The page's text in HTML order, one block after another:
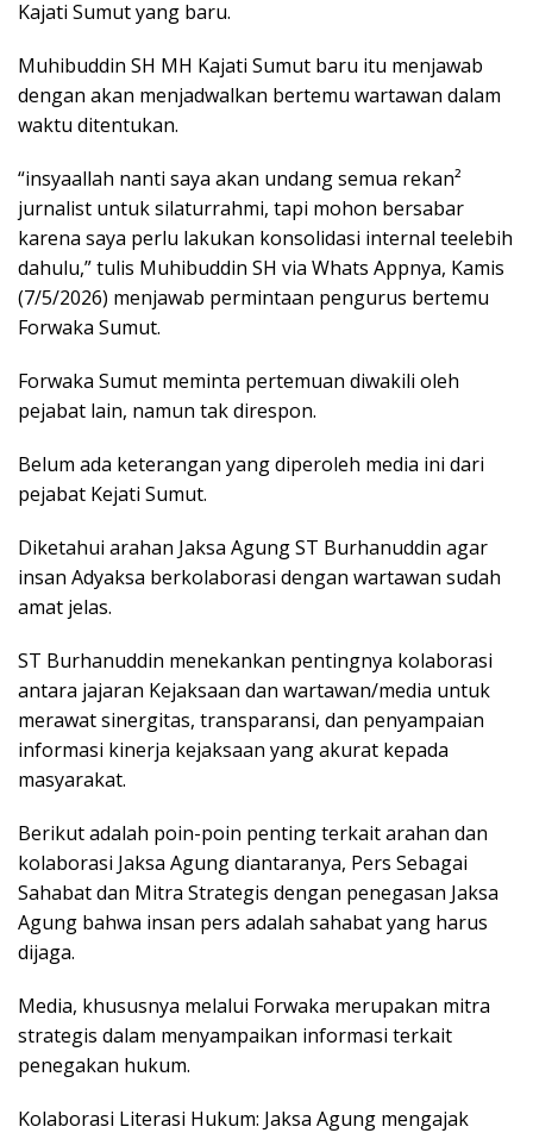
Kajati Sumut yang baru.
Muhibuddin SH MH Kajati Sumut baru itu menjawab
dengan akan menjadwalkan bertemu wartawan dalam
waktu ditentukan.
“insyaallah nanti saya akan undang semua rekan²
jurnalist untuk silaturrahmi, tapi mohon bersabar
karena saya perlu lakukan konsolidasi internal teelebih
dahulu,” tulis Muhibuddin SH via Whats Appnya, Kamis
(7/5/2026) menjawab permintaan pengurus bertemu
Forwaka Sumut.
Forwaka Sumut meminta pertemuan diwakili oleh
pejabat lain, namun tak direspon.
Belum ada keterangan yang diperoleh media ini dari
pejabat Kejati Sumut.
Diketahui arahan Jaksa Agung ST Burhanuddin agar
insan Adyaksa berkolaborasi dengan wartawan sudah
amat jelas.
ST Burhanuddin menekankan pentingnya kolaborasi
antara jajaran Kejaksaan dan wartawan/media untuk
merawat sinergitas, transparansi, dan penyampaian
informasi kinerja kejaksaan yang akurat kepada
masyarakat.
Berikut adalah poin-poin penting terkait arahan dan
kolaborasi Jaksa Agung diantaranya, Pers Sebagai
Sahabat dan Mitra Strategis dengan penegasan Jaksa
Agung bahwa insan pers adalah sahabat yang harus
dijaga.
Media, khususnya melalui Forwaka merupakan mitra
strategis dalam menyampaikan informasi terkait
penegakan hukum.
Kolaborasi Literasi Hukum: Jaksa Agung mengajak